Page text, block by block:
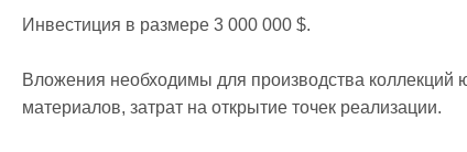
Инвестиция в размере 3 000 000 $.
Вложения необходимы для производства
материалов, затрат на открытие точек реализации.